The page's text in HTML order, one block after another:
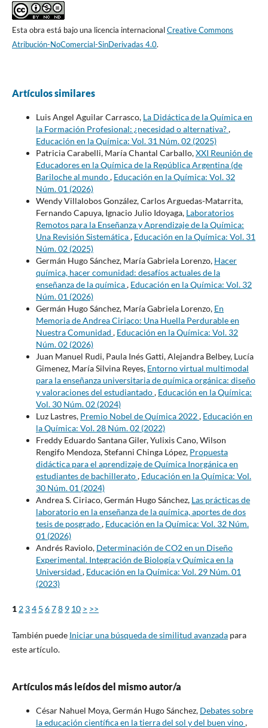
Esta obra está bajo una licencia internacionalCreative Commons
Atribución-NoComercial-SinDerivadas 4.0.
Artículos similares
Luis Angel Aguilar Carrasco, La Didáctica de la Química en
la Formación Profesional: ¿necesidad o alternativa?,
Educación en la Química: Vol. 31 Núm. 02 (2025)
Patricia Carabelli, María Chantal Carballo,XXI Reunión de
Educadores en la Química de la República Argentina (de
Bariloche al mundo, Educación en la Química: Vol. 32
Núm. 01 (2026)
Wendy Villalobos González, Carlos Arguedas-Matarrita,
Fernando Capuya, Ignacio Julio Idoyaga, Laboratorios
Remotos para la Enseñanza y Aprendizaje de la Química:
Una Revisión Sistemática, Educación en la Química: Vol. 31
Núm. 02 (2025)
Germán Hugo Sánchez, María Gabriela Lorenzo, Hacer
química, hacer comunidad: desafíos actuales de la
enseñanza de la química, Educación en la Química: Vol. 32
Núm. 01 (2026)
Germán Hugo Sánchez, María Gabriela Lorenzo, En
Memoria de Andrea Ciriaco: Una Huella Perdurable en
Nuestra Comunidad , Educación en la Química: Vol. 32
Núm. 02 (2026)
Juan Manuel Rudi, Paula Inés Gatti, Alejandra Belbey, Lucía
Gimenez, María Silvina Reyes, Entorno virtual multimodal
para la enseñanza universitaria de química orgánica: diseño
y valoraciones del estudiantado, Educación en la Química:
Vol. 30 Núm. 02 (2024)
Luz Lastres, Premio Nobel de Química 2022, Educación en
la Química: Vol. 28 Núm. 02 (2022)
Freddy Eduardo Santana Giler, Yulixis Cano, Wilson
Rengifo Mendoza, Stefanni Chinga López, Propuesta
didáctica para el aprendizaje de Química Inorgánica en
estudiantes de bachillerato, Educación en la Química: Vol.
30 Núm. 01 (2024)
Andrea S. Ciriaco, Germán Hugo Sánchez, Las prácticas de
laboratorio en la enseñanza de la química, aportes de dos
tesis de posgrado, Educación en la Química: Vol. 32 Núm.
01 (2026)
Andrés Raviolo, Determinación de CO2 en un Diseño
Experimental. Integración de Biología y Química en la
Universidad , Educación en la Química: Vol. 29 Núm. 01
(2023)
1 2 34 5 678 9 10 > >>
También puede Iniciar una búsqueda de similitud avanzadapara
este artículo.
Artículos más leídos del mismo autor/a
César Nahuel Moya, Germán Hugo Sánchez, Debates sobre
la educación científica en la tierra del sol y del buen vino,